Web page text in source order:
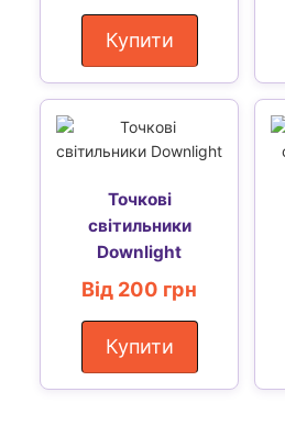
Купити
Точкові
світильники
Downlight
Від 200 грн
Купити